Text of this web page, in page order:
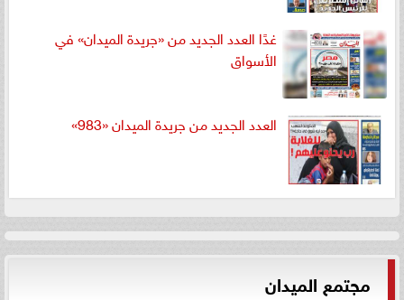
غدًا العدد الجديد من «جريدة الميدان» في
الأسواق
العدد الجديد من جريدة الميدان «983»
مجتمع الميدان